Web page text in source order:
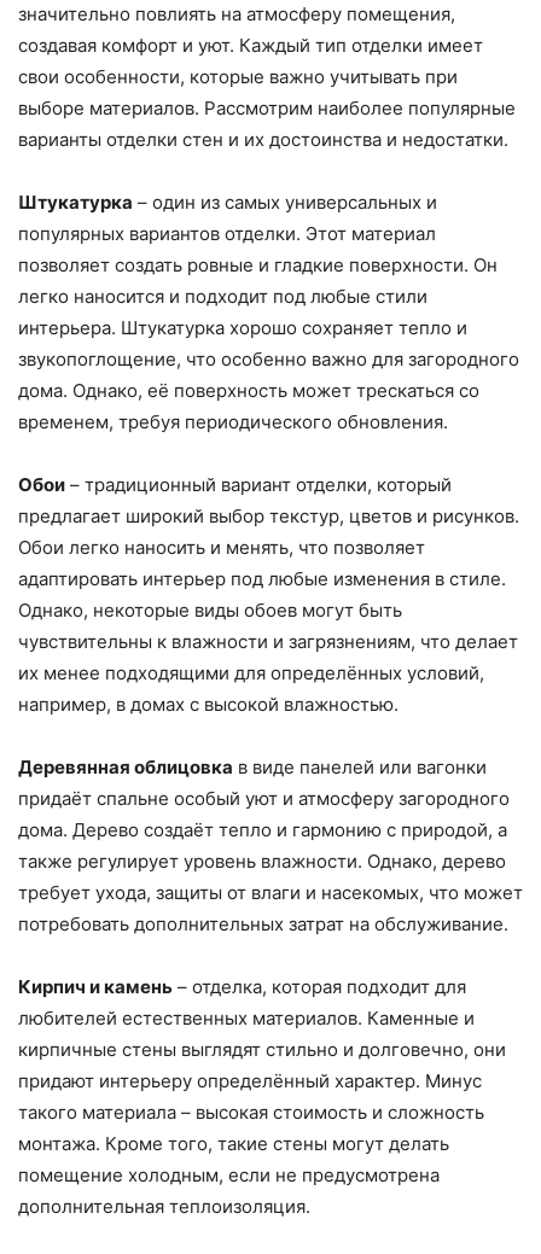
значительно повлиять на атмосферу помещения,
создавая комфорт и уют. Каждый тип отделки имеет
свои особенности, которые важно учитывать при
выборе материалов. Рассмотрим наиболее популярные
варианты отделки стен и их достоинства и недостатки.
Штукатурка – один из самых универсальных и
популярных вариантов отделки. Этот материал
позволяет создать ровные и гладкие поверхности. Он
легко наносится и подходит под любые стили
интерьера. Штукатурка хорошо сохраняет тепло и
звукопоглощение, что особенно важно для загородного
дома. Однако, её поверхность может трескаться со
временем, требуя периодического обновления.
Обои – традиционный вариант отделки, который
предлагает широкий выбор текстур, цветов и рисунков.
Обои легко наносить и менять, что позволяет
адаптировать интерьер под любые изменения в стиле.
Однако, некоторые виды обоев могут быть
чувствительны к влажности и загрязнениям, что делает
их менее подходящими для определённых условий,
например, в домах с высокой влажностью.
Деревянная облицовка в виде панелей или вагонки
придаёт спальне особый уют и атмосферу загородного
дома. Дерево создаёт тепло и гармонию с природой, а
также регулирует уровень влажности. Однако, дерево
требует ухода, защиты от влаги и насекомых, что может
потребовать дополнительных затрат на обслуживание.
Кирпич и камень – отделка, которая подходит для
любителей естественных материалов. Каменные и
кирпичные стены выглядят стильно и долговечно, они
придают интерьеру определённый характер. Минус
такого материала – высокая стоимость и сложность
монтажа. Кроме того, такие стены могут делать
помещение холодным, если не предусмотрена
дополнительная теплоизоляция.